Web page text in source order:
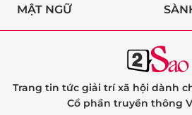
MẬT NGỮ
Trang tin tức giải trí xã hội dành
Cổ phần truyền thông